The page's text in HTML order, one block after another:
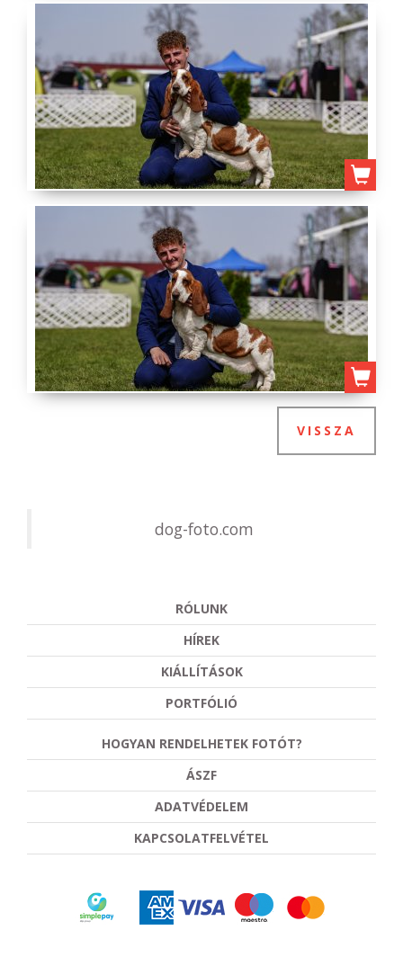
VISSZA
dog-foto.com
RÓLUNK
HÍREK
KIÁLLÍTÁSOK
PORTFÓLIÓ
HOGYAN RENDELHETEK FOTÓT?
ÁSZF
ADATVÉDELEM
KAPCSOLATFELVÉTEL